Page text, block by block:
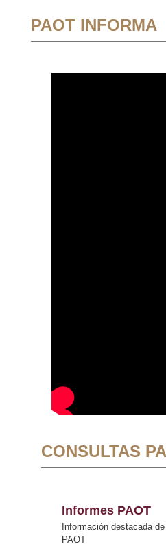
PAOT INFORMA
CONSULTAS
Informes PAOT
Información destacada
PAOT